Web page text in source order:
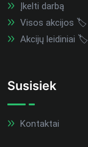
Įkelti darbą
Visos akcijos 🏷️
Akcijų leidiniai 🏷️
Susisiek
Kontaktai